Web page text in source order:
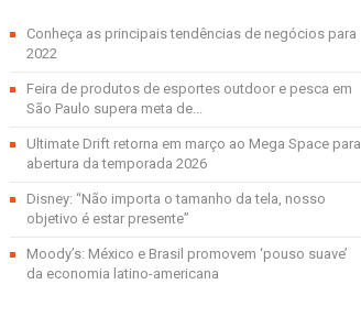
Conheça as principais tendências de negócios para
2022
Feira de produtos de esportes outdoor e pesca em
São Paulo supera meta de...
Ultimate Drift retorna em março ao Mega Space para
abertura da temporada 2026
Disney: “Não importa o tamanho da tela, nosso
objetivo é estar presente”
Moody’s: México e Brasil promovem ‘pouso suave’
da economia latino-americana